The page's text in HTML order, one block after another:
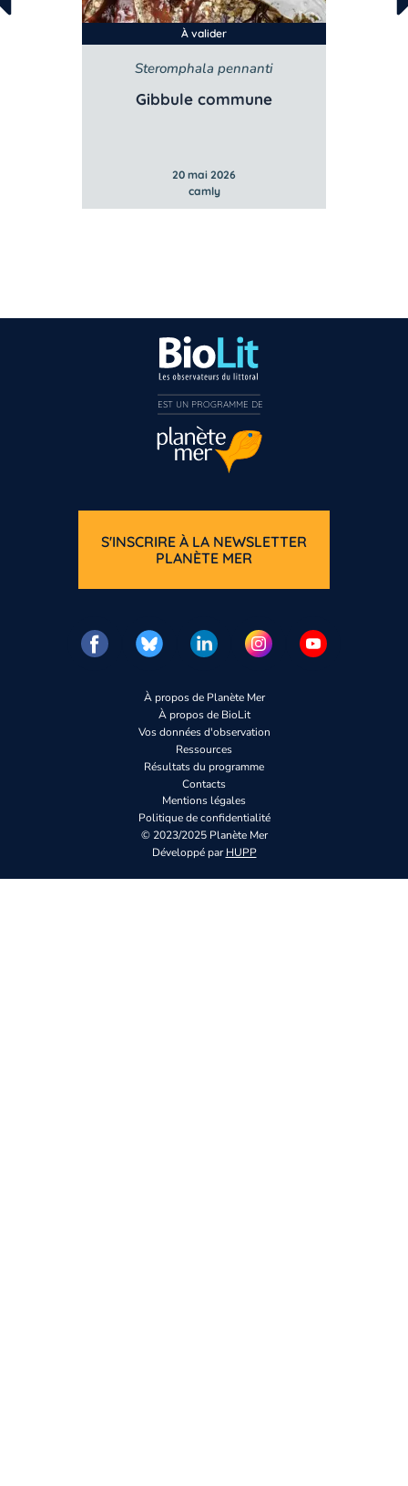
À valider
Steromphala pennanti
Gibbule commune
20 mai 2026
camly
À propos de Planète Mer
À propos de BioLit
Vos données d'observation
Ressources
Résultats du programme
Contacts
Mentions légales
Politique de confidentialité
© 2023/2025 Planète Mer
Développé parHUPP
S'INSCRIRE À LA NEWSLETTER
PLANÈTE MER